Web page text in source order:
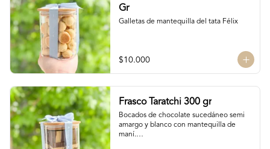
Gr
Galletas de mantequilla del tata Félix
$10.000
Frasco Taratchi 300 gr
Bocados de chocolate sucedáneo semi
amargo y blanco con mantequilla de
maní.